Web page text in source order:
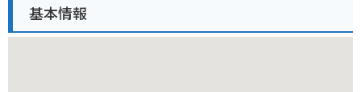
風を感じながら食事を楽しむことができます。
基本情報